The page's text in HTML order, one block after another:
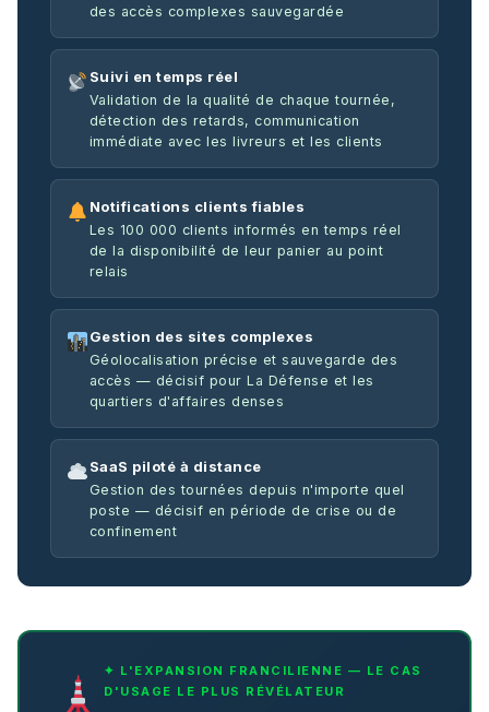
des accès complexes sauvegardée
Suivi en temps réel
Validation de la qualité de chaque tournée,
détection des retards, communication
immédiate avec les livreurs et les clients
Notifications clients fiables
Les 100 000 clients informés en temps réel
de la disponibilité de leur panier au point
relais
Gestion des sites complexes
Géolocalisation précise et sauvegarde des
accès — décisif pour La Défense et les
quartiers d'affaires denses
SaaS piloté à distance
Gestion des tournées depuis n'importe quel
poste — décisif en période de crise ou de
confinement
✦ L'EXPANSION FRANCILIENNE — LE CAS
D'USAGE LE PLUS RÉVÉLATEUR